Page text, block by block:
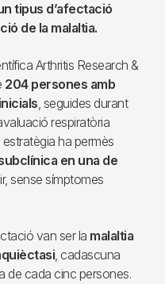
tipus d’afectació
de la malaltia.
Arthritis Research &
204 persones amb
, seguides durant
respiratòria
ha permès
en una de
sense símptomes
van ser la malaltia
, cadascuna
de cada cinc persones.